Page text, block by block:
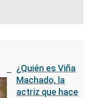
¿Quién es Viña
Machado, la
actriz que hace